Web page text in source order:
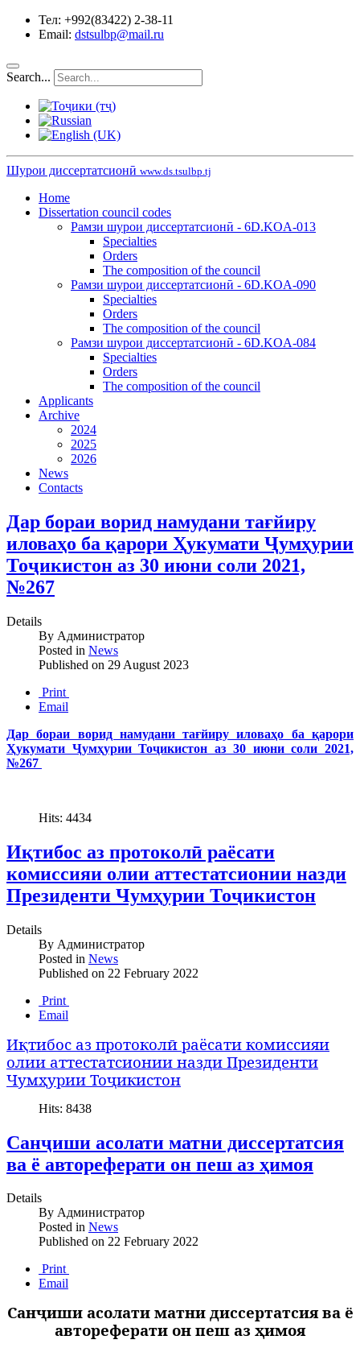
Тел: +992(83422) 2-38-11
Email: dstsulbp@mail.ru
Search...
Шурои диссертатсионӣ www.ds.tsulbp.tj
Home
Dissertation council codes
Рамзи шурои диссертатсионӣ - 6D.KOA-013
Specialties
Orders
The composition of the council
Рамзи шурои диссертатсионӣ - 6D.KOA-090
Specialties
Orders
The composition of the council
Рамзи шурои диссертатсионӣ - 6D.KOA-084
Specialties
Orders
The composition of the council
Applicants
Archive
2024
2025
2026
News
Contacts
Дар бораи ворид намудани тағйиру
иловаҳо ба қарори Ҳукумати Ҷумҳурии
Тоҷикистон аз 30 июни соли 2021,
№267
Details
By Администратор
Posted in News
Published on 29 August 2023
Print
Email
Дар бораи ворид намудани тағйиру иловаҳо ба қарори
Ҳукумати Ҷумҳурии Тоҷикистон аз 30 июни соли 2021,
№267
Hits: 4434
Иқтибос аз протоколӣ раёсати
комиссияи олии аттестатсионии назди
Президенти Чумҳурии Тоҷикистон
Details
By Администратор
Posted in News
Published on 22 February 2022
Print
Email
Иқтибос аз протоколӣ раёсати комиссияи
олии аттестатсионии назди Президенти
Чумҳурии Тоҷикистон
Hits: 8438
Санҷиши асолати матни диссертатсия
ва ё автореферати он пеш аз ҳимоя
Details
By Администратор
Posted in News
Published on 22 February 2022
Print
Email
Санҷиши асолати матни диссертатсия ва ё
автореферати он пеш аз ҳимоя